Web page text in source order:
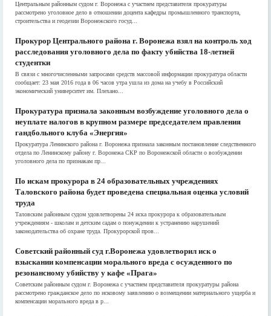
Центральным районным судом г. Воронежа с участием представителя прокуратуры
рассмотрено уголовное дело в отношении доцента кафедры промышленного транспорта,
строительства и геодезии Воронежского госуд...
Прокурор Центрального района г. Воронежа взял на контроль ход
расследования уголовного дела по факту убийства 18-летней
студентки
В связи с многочисленными запросами средств массовой информации прокуратура области
сообщает: 23 мая 2016 года в 06 часов утра ушла из дома на учебу в Российский
экономический университет им. Плехано...
Прокуратура признала законным возбуждение уголовного дела о
неуплате налогов в крупном размере председателем правления
гандбольного клуба «Энергия»
Прокуратура Ленинского района г. Воронежа признала законным постановление следственного
отдела по Ленинскому району г. Воронежа СКР по Воронежской области о возбуждении
уголовного дела по признакам пр...
По искам прокурора в 24 образовательных учреждениях
Таловского района будет проведена специальная оценка условий
труда
Таловским районным судом удовлетворены 24 иска прокурора к образовательным
учреждениям - школам и детским садам о понуждении к устранению нарушений
законодательства об охране труда. Прокурорской пров...
Советский районный суд г.Воронежа удовлетворил иск о
взыскании компенсации морального вреда с осужденного по
резонансному убийству у кафе «Прага»
Советским районным судом г. Воронежа с участием представителя прокуратуры района
рассмотрено гражданское дело по исковому заявлению о возмещении материального ущерба и
компенсации морального вреда в р...